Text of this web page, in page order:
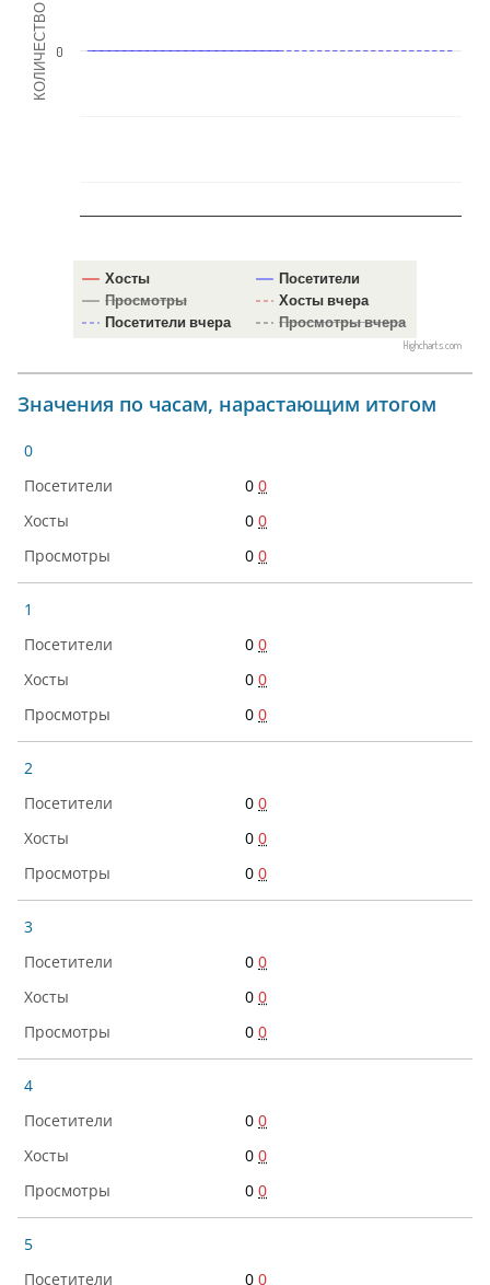
КОЛИЧЕСТВО
Хосты
Посетители
Просмотры
Хосты вчера
Посетители вчера
Просмотры вчера
0
Highcharts.com
Значения по часам, нарастающим итогом
0
0 0
0 0
0 0
1
0 0
0 0
0 0
2
0 0
0 0
0 0
3
0 0
0 0
0 0
4
0 0
0 0
0 0
5
0 0